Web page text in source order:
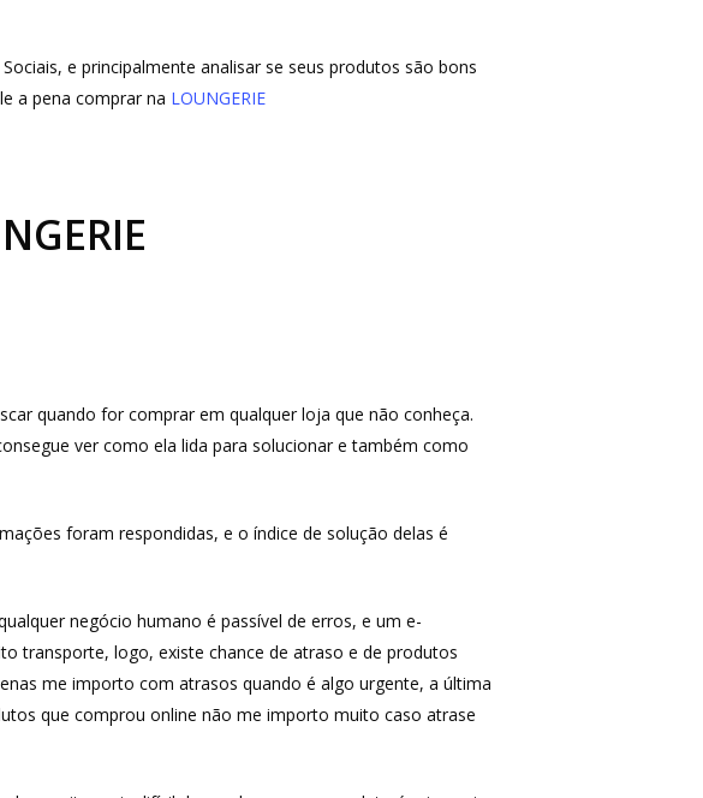
e principalmente analisar se seus produtos são bons
a pena comprar na LOUNGERIE
quando for comprar em qualquer loja que não conheça.
ver como ela lida para solucionar e também como
foram respondidas, e o índice de solução delas é
negócio humano é passível de erros, e um e-
transporte, logo, existe chance de atraso e de produtos
me importo com atrasos quando é algo urgente, a última
que comprou online não me importo muito caso atrase